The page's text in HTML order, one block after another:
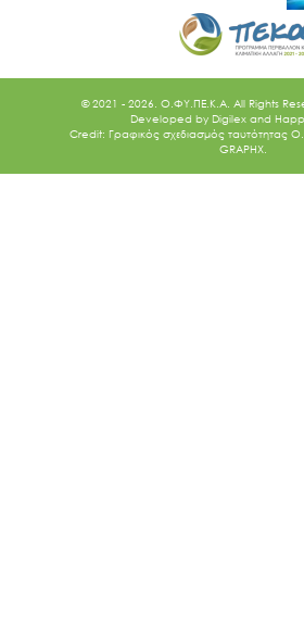
© 2021 - 2026. O.ΦΥ.ΠΕ.Κ.Α. All Rights
Developed by Digilex and
Credit: Γραφικός σχεδιασμός ταυτότητας
GRAPHX.